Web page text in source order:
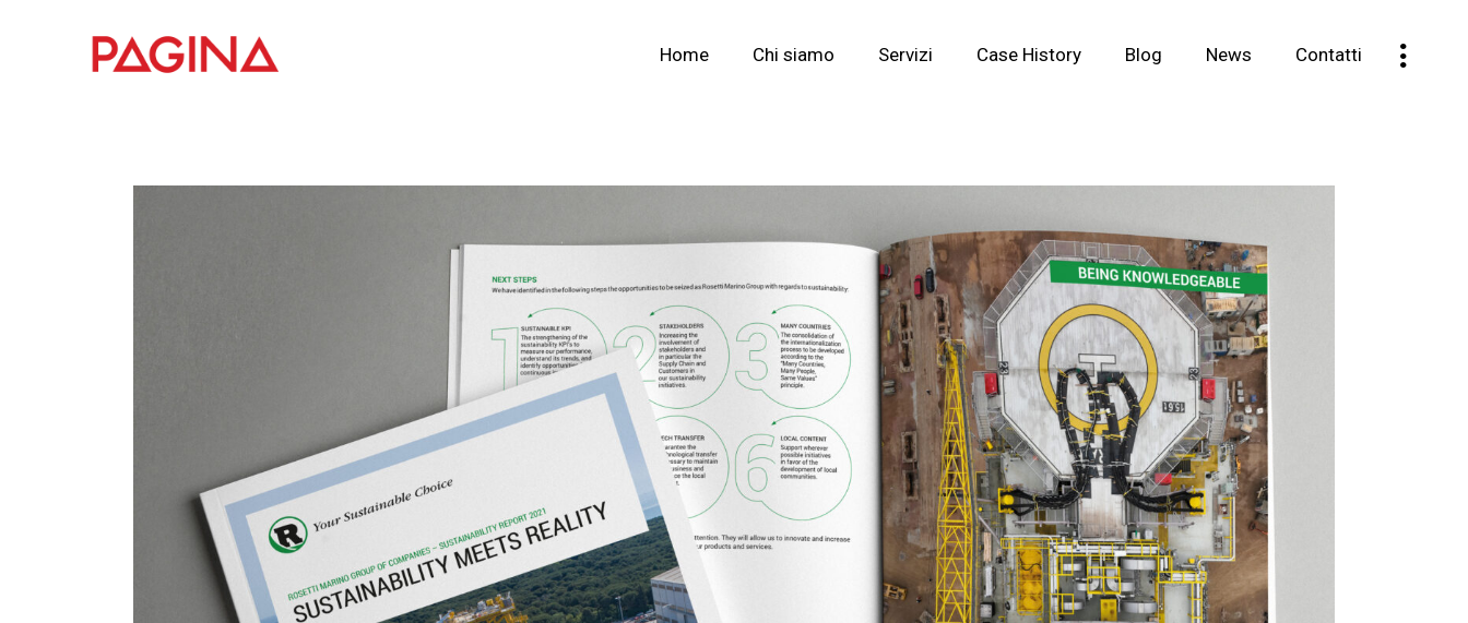
Home Chi siamo Servizi Case History Blog News Contatti